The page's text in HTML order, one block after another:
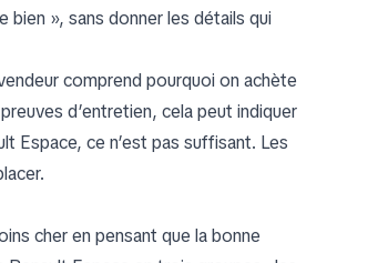
», sans donner les détails qui
comprend pourquoi on achète
d’entretien, cela peut indiquer
Espace, ce n’est pas suffisant. Les
cher en pensant que la bonne